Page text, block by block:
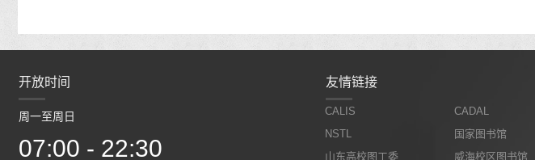
开放时间
周一至周日
07:00 - 22:30 07:00 - 22:30
友情链接
CALIS CADAL
NSTL
国家图书馆
山东高校图工委
威海校区图书馆